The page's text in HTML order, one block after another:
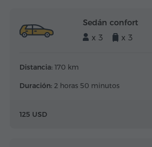
Sedán confort
x 3
x 3
Distancia: 170 km
Duración: 2 horas 50 minutos
125 USD